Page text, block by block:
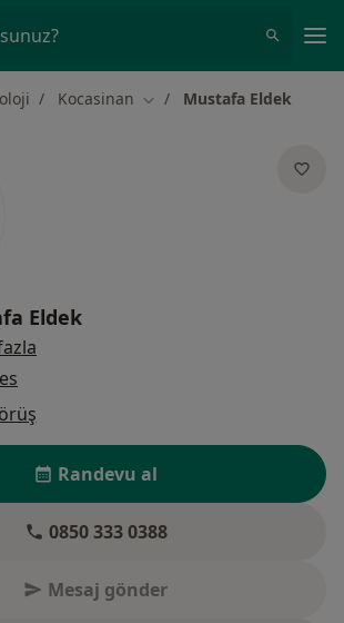
Kocasinan Şehir değiştir
Mustafa Eldek
Eldek
Randevu al
0850 333 0388
Mesaj gönder